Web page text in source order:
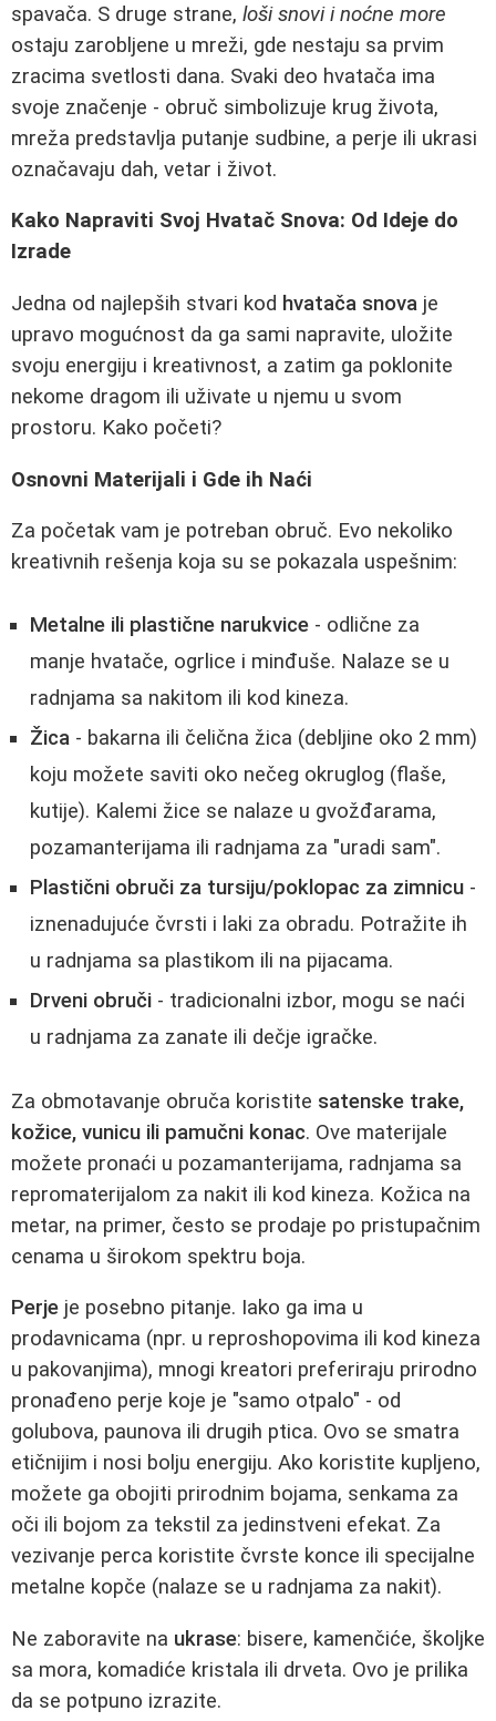
spavača. S druge strane, loši snovi i noćne more
ostaju zarobljene u mreži, gde nestaju sa prvim
zracima svetlosti dana. Svaki deo hvatača ima
svoje značenje - obruč simbolizuje krug života,
mreža predstavlja putanje sudbine, a perje ili ukrasi
označavaju dah, vetar i život.
Kako Napraviti Svoj Hvatač Snova: Od Ideje do
Izrade
Jedna od najlepših stvari kod hvatača snova je
upravo mogućnost da ga sami napravite, uložite
svoju energiju i kreativnost, a zatim ga poklonite
nekome dragom ili uživate u njemu u svom
prostoru. Kako početi?
Osnovni Materijali i Gde ih Naći
Za početak vam je potreban obruč. Evo nekoliko
kreativnih rešenja koja su se pokazala uspešnim:
Metalne ili plastične narukvice - odlične za
manje hvatače, ogrlice i minđuše. Nalaze se u
radnjama sa nakitom ili kod kineza.
Žica - bakarna ili čelična žica (debljine oko 2 mm)
koju možete saviti oko nečeg okruglog (flaše,
kutije). Kalemi žice se nalaze u gvožđarama,
pozamanterijama ili radnjama za "uradi sam".
Plastični obruči za tursiju/poklopac za zimnicu -
iznenadujuće čvrsti i laki za obradu. Potražite ih
u radnjama sa plastikom ili na pijacama.
Drveni obruči - tradicionalni izbor, mogu se naći
u radnjama za zanate ili dečje igračke.
Za obmotavanje obruča koristite satenske trake,
kožice, vunicu ili pamučni konac. Ove materijale
možete pronaći u pozamanterijama, radnjama sa
repromaterijalom za nakit ili kod kineza. Kožica na
metar, na primer, često se prodaje po pristupačnim
cenama u širokom spektru boja.
Perje je posebno pitanje. Iako ga ima u
prodavnicama (npr. u reproshopovima ili kod kineza
u pakovanjima), mnogi kreatori preferiraju prirodno
pronađeno perje koje je "samo otpalo" - od
golubova, paunova ili drugih ptica. Ovo se smatra
etičnijim i nosi bolju energiju. Ako koristite kupljeno,
možete ga obojiti prirodnim bojama, senkama za
oči ili bojom za tekstil za jedinstveni efekat. Za
vezivanje perca koristite čvrste konce ili specijalne
metalne kopče (nalaze se u radnjama za nakit).
Ne zaboravite na ukrase: bisere, kamenčiće, školjke
sa mora, komadiće kristala ili drveta. Ovo je prilika
da se potpuno izrazite.